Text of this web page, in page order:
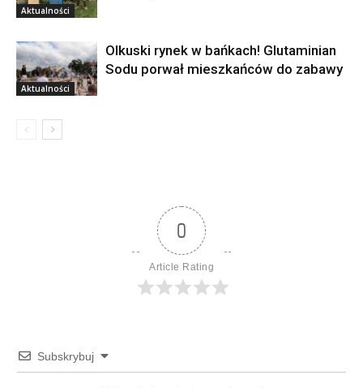
Aktualności
Aktualności
Olkuski rynek w bańkach! Glutaminian
Sodu porwał mieszkańców do zabawy
0
Article Rating
Subskrybuj